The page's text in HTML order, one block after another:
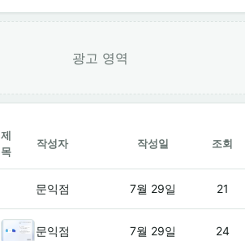
광고 영역
제
목
작성자 작성일 조회
일본인 없는 팀이 만든 일본다움, 포르
문익점 7월 29일 21
Windows 11에서 로컬 계정을 만
문익점 7월 29일 24